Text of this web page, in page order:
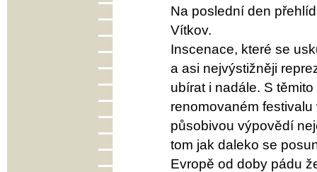
Na poslední den
Vítkov.
Inscenace, které se
a asi nejvýstižněji
ubírat i nadále. S
renomovaném
působivou výpovědí
tom jak daleko se
Evropě od doby pádu